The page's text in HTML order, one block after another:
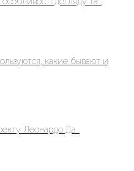
какие бывают и
Леонардо Да...